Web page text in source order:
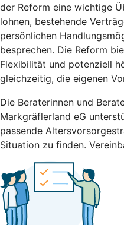
der Reform eine wichtige
lohnen, bestehende
persönlichen
besprechen. Die Reform
Flexibilität und potenziell
gleichzeitig, die eigenen
Die Beraterinnen und
Markgräflerland eG
passende
Situation zu finden.